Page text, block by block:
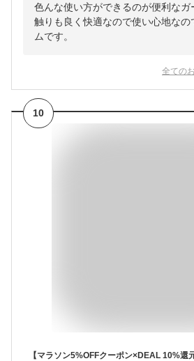
色んな使い方ができるのが便利な
触りも良く快適なので使い心地なの
ムです。
全ての
10